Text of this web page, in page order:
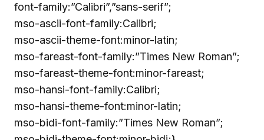
font-family:”Calibri”,”sans-serif”;
mso-ascii-font-family:Calibri;
mso-ascii-theme-font:minor-latin;
mso-fareast-font-family:”Times New Roman”;
mso-fareast-theme-font:minor-fareast;
mso-hansi-font-family:Calibri;
mso-hansi-theme-font:minor-latin;
mso-bidi-font-family:”Times New Roman”;